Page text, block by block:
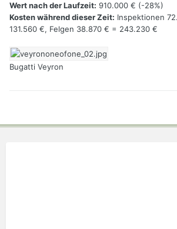
Wert nach der Laufzeit: 910.000 € (-28%)
Kosten während dieser Zeit: Inspektionen
131.560 €, Felgen 38.870 € = 243.230 €
Bugatti Veyron